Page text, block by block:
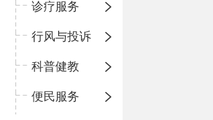
诊疗服务
行风与投诉
科普健教
便民服务